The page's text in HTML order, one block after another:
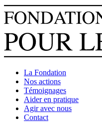
La Fondation
Nos actions
Témoignages
Aider en pratique
Agir avec nous
Contact